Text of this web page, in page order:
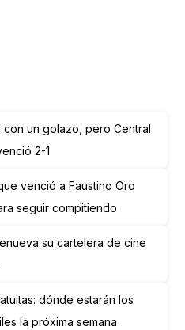
con un golazo, pero Central
2-1
venció a Faustino Oro
seguir compitiendo
su cartelera de cine
dónde estarán los
la próxima semana